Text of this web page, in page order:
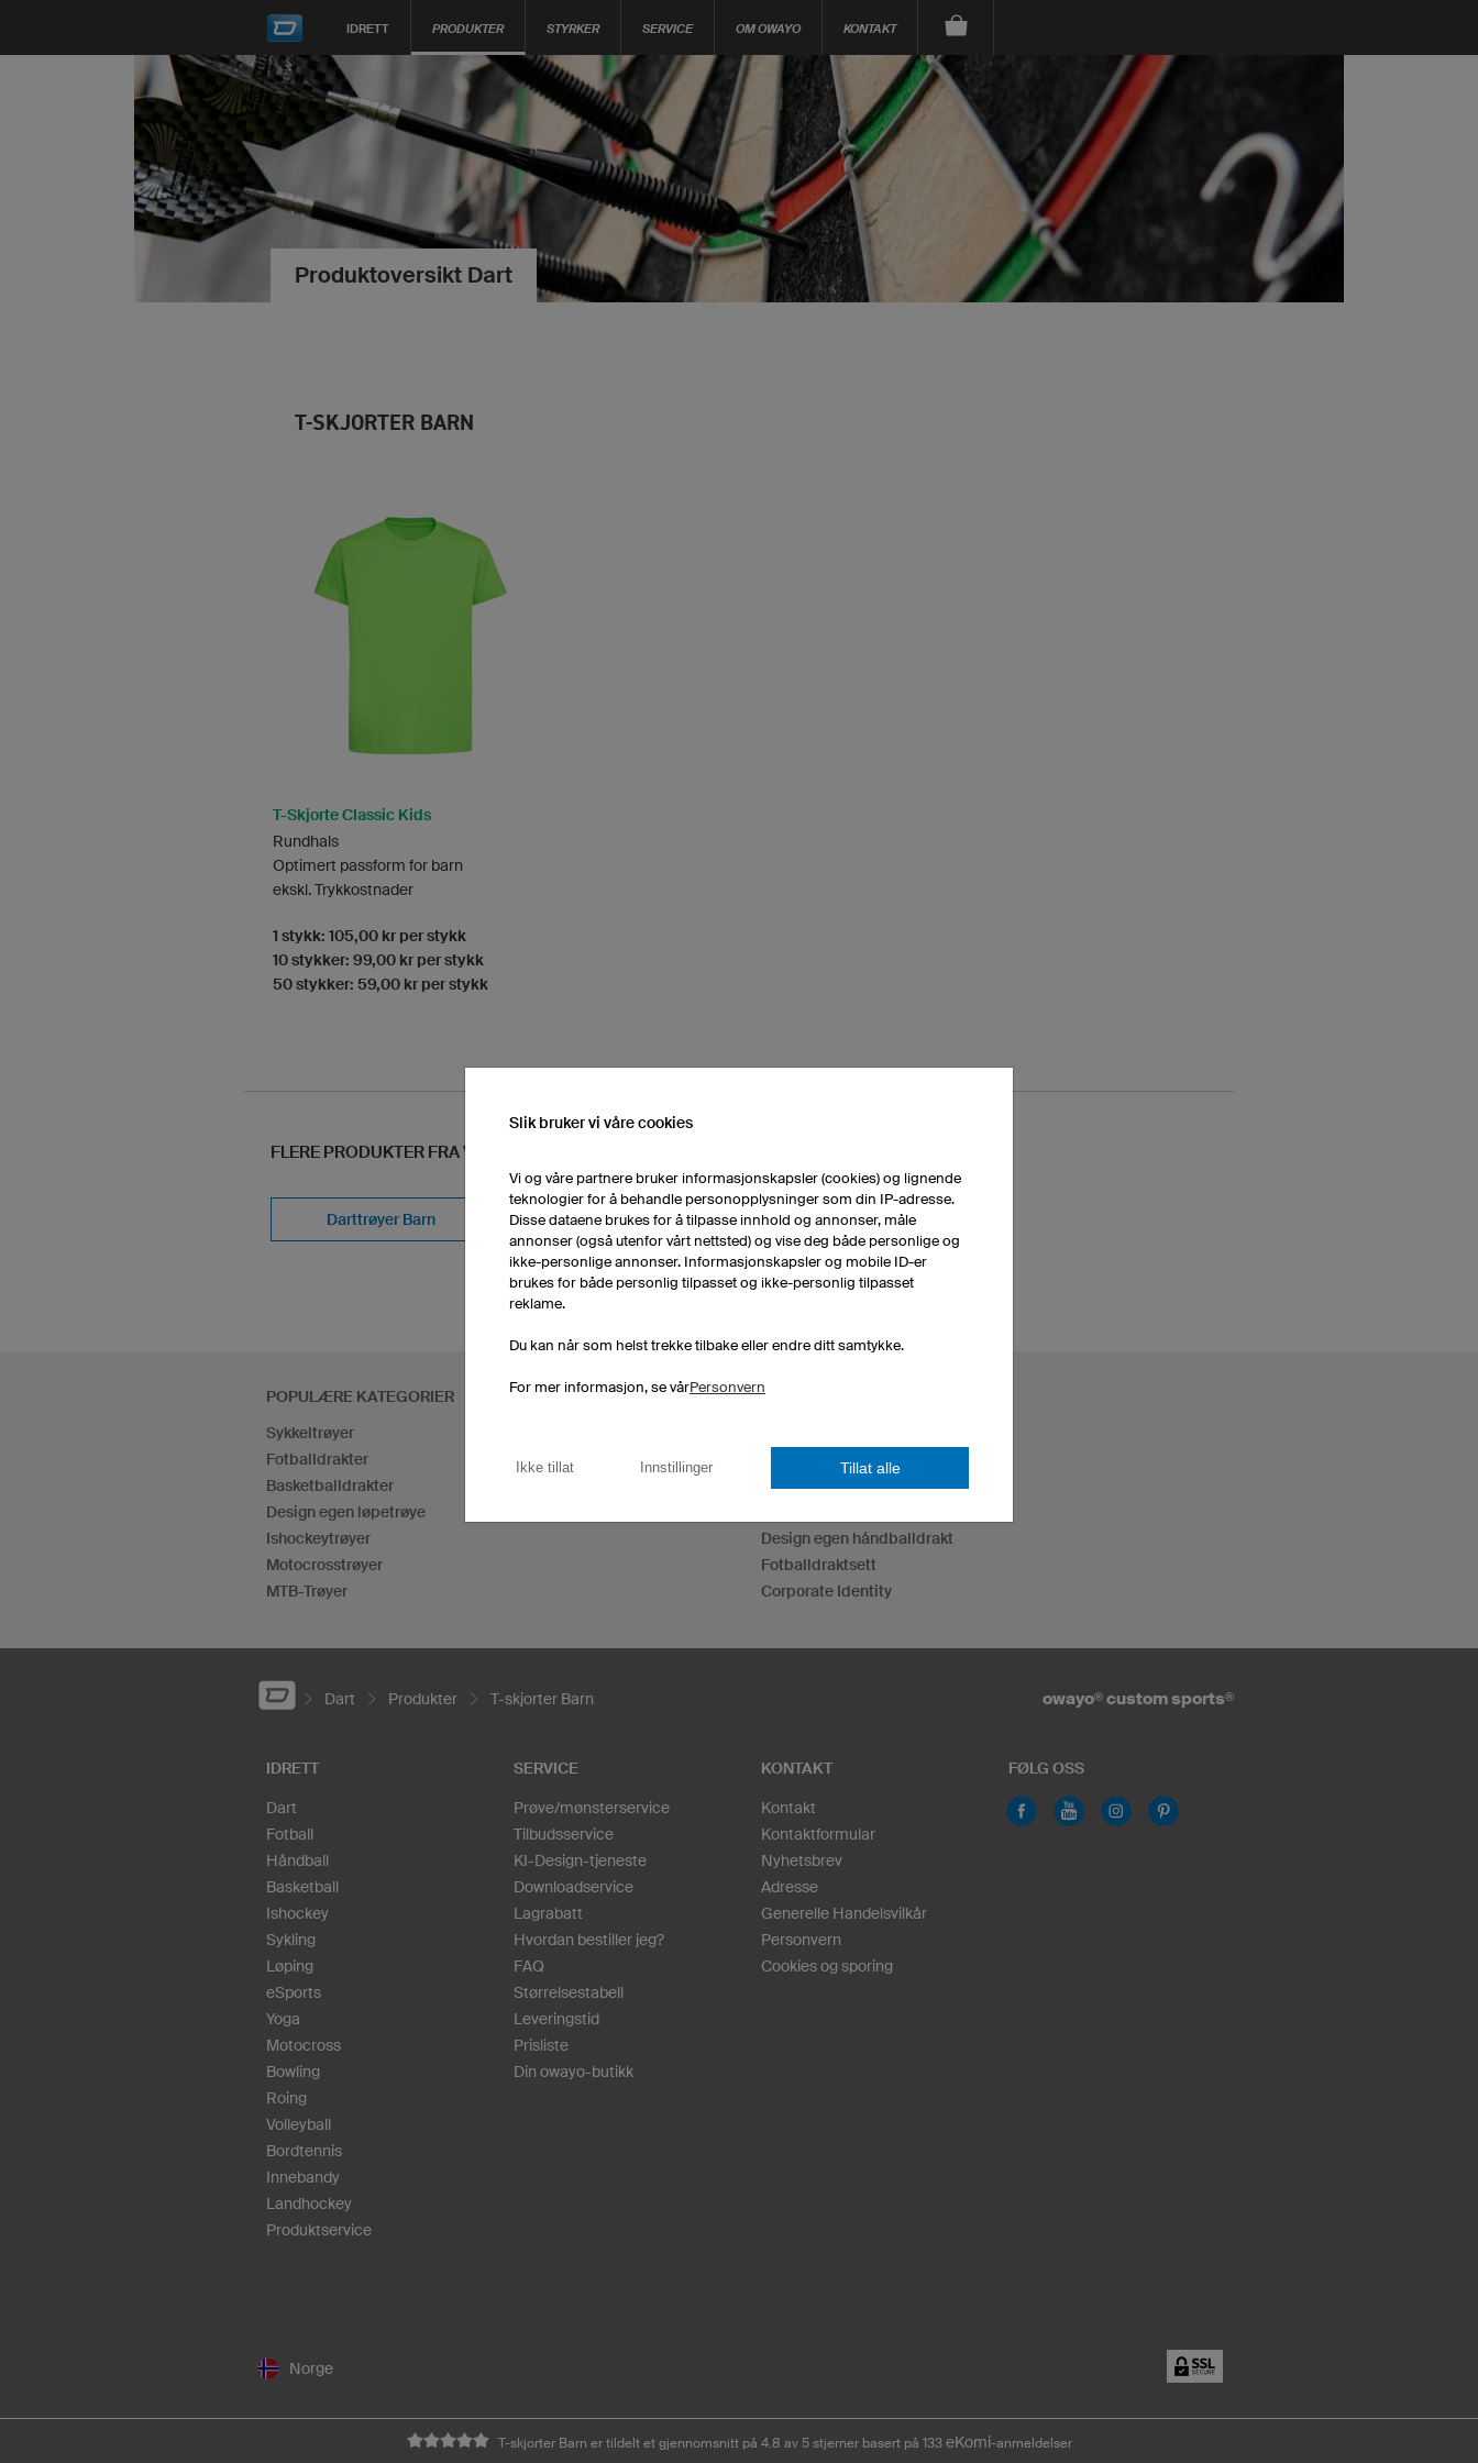
IDRETT PRODUKTER STYRKER SERVICE OM OWAYO KONTAKT
Produktoversikt Dart
T-SKJORTER BARN
T-Skjorte Classic Kids
Rundhals
Optimert passform for barn
ekskl. Trykkostnader
1 stykk: 105,00 kr per stykk
10 stykker: 99,00 kr per stykk
50 stykker: 59,00 kr per stykk
FLERE PRODUKTER FRA VÅRT SORTIMENT
Darttrøyer Barn Darttrøyer Dame Design egen darttrøye
POPULÆRE KATEGORIER
Sykkeltrøyer
Fotballdrakter
Basketballdrakter
Design egen løpetrøye
Ishockeytrøyer
Motocrosstrøyer
MTB-Trøyer
Design T-skjorter
Design egen håndballdrakt
Fotballdraktsett
Corporate Identity
Dart Produkter T-skjorter Barn owayo® custom sports®
IDRETT
Dart
Fotball
Håndball
Basketball
Ishockey
Sykling
Løping
eSports
Yoga
Motocross
Bowling
Roing
Volleyball
Bordtennis
Innebandy
Landhockey
Produktservice
SERVICE
Prøve/mønsterservice
Tilbudsservice
KI-Design-tjeneste
Downloadservice
Lagrabatt
Hvordan bestiller jeg?
FAQ
Størrelsestabell
Leveringstid
Prisliste
Din owayo-butikk
KONTAKT
Kontakt
Kontaktformular
Nyhetsbrev
Adresse
Generelle Handelsvilkår
Personvern
Cookies og sporing
FØLG OSS
Norge
T-skjorter Barn er tildelt et gjennomsnitt på 4.8 av 5 stjerner basert på 133 eKomi-anmeldelser
Slik bruker vi våre cookies
Vi og våre partnere bruker informasjonskapsler (cookies) og lignende
teknologier for å behandle personopplysninger som din IP-adresse.
Disse dataene brukes for å tilpasse innhold og annonser, måle
annonser (også utenfor vårt nettsted) og vise deg både personlige og
ikke-personlige annonser. Informasjonskapsler og mobile ID-er
brukes for både personlig tilpasset og ikke-personlig tilpasset
reklame.
Du kan når som helst trekke tilbake eller endre ditt samtykke.
For mer informasjon, se vårPersonvern
Ikke tillat Innstillinger Tillat alle